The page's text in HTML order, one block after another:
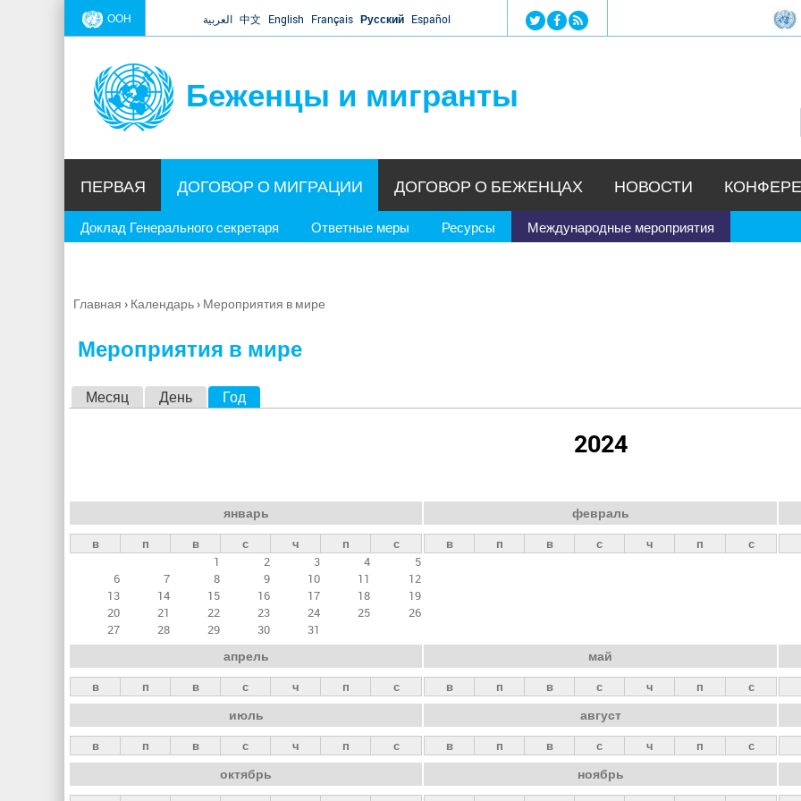
Jump to navigation
ООН العربية 中文 English Français Русский Español
Беженцы и мигранты
ПЕРВАЯ ДОГОВОР О МИГРАЦИИ
Доклад Генерального секретаря Ответные меры Ресурсы Международные мероприятия
ДОГОВОР О БЕЖЕНЦАХ НОВОСТИ
Вы
Главная › Календарь› Мероприятия в мире
Мероприятия в мире
н
ы
е
а
д
к
и
Месяц День Год
2024
январь
в п в с ч п
с
1
2 3 4
5
6
7 8 9 10 11
12
13
14 15 16 17 18
19
20
21 22 23 24 25
26
27
28 29 30 31
февраль
в п в с ч п с
апрель
в п в с ч п с
май
в п в с ч п с
июль
в п в с ч п с
август
в п в с ч п с
октябрь ноябрь